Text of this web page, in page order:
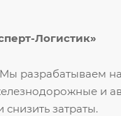
Логистик»
разрабатываем
и
снизить затраты.